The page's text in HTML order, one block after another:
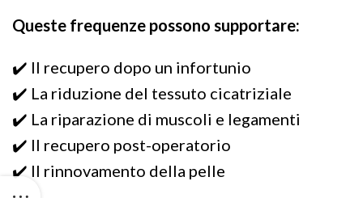
Queste frequenze possono supportare:
✔️ Il recupero dopo un infortunio
✔️ La riduzione del tessuto cicatriziale
✔️ La riparazione di muscoli e legamenti
✔️ Il recupero post-operatorio
✔️ Il rinnovamento della pelle